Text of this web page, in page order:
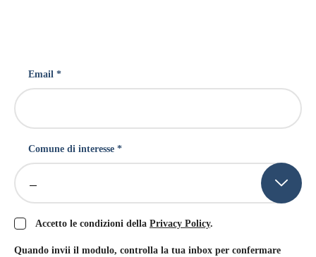
Email *
Comune di interesse *
–
Accetto le condizioni della Privacy Policy.
Quando invii il modulo, controlla la tua inbox per confermare